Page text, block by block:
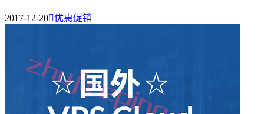
2017-12-20优惠促销